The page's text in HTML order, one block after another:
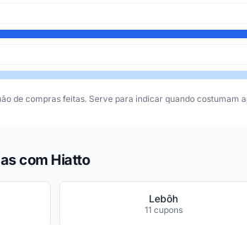
de compras feitas. Serve para indicar quando costumam
com Hiatto
Lebôh
11 cupons